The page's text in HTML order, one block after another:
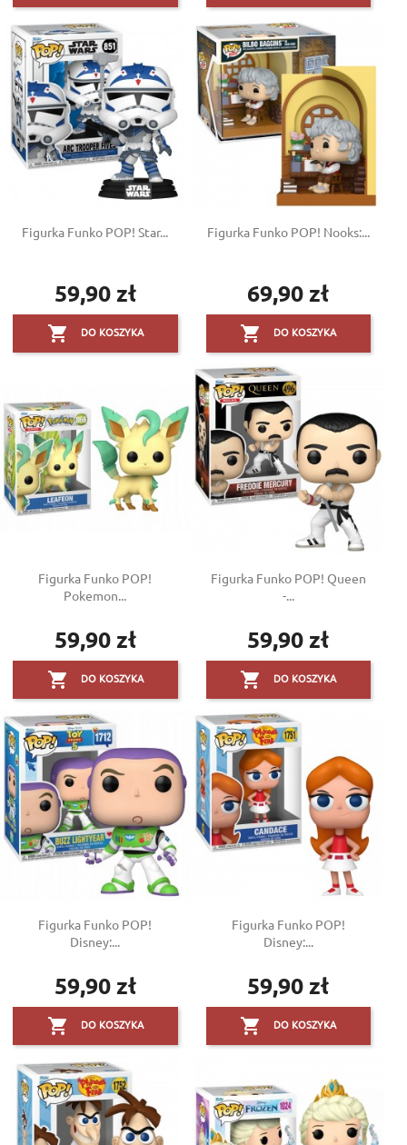
Figurka Funko POP! Star...
Cena
59,90 zł
 DO KOSZYKA
Figurka Funko POP! Nooks:...
Cena
69,90 zł
 DO KOSZYKA
Figurka Funko POP!
Pokemon...
Cena
59,90 zł
 DO KOSZYKA
Figurka Funko POP! Queen
-...
Cena
59,90 zł
 DO KOSZYKA
Figurka Funko POP!
Disney:...
Cena
59,90 zł
 DO KOSZYKA
Figurka Funko POP!
Disney:...
Cena
59,90 zł
 DO KOSZYKA